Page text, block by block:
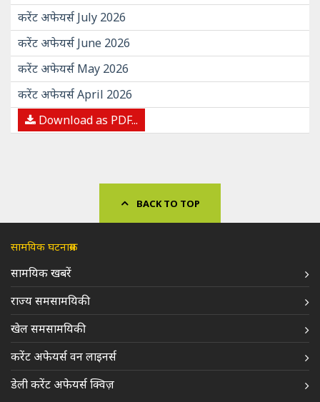
करेंट अफेयर्स July 2026
करेंट अफेयर्स June 2026
करेंट अफेयर्स May 2026
करेंट अफेयर्स April 2026
Download as PDF...
BACK TO TOP
सामयिक घटनाक्रम
सामयिक खबरें
राज्य समसामयिकी
खेल समसामयिकी
करेंट अफेयर्स वन लाइनर्स
डेली करेंट अफेयर्स क्विज़